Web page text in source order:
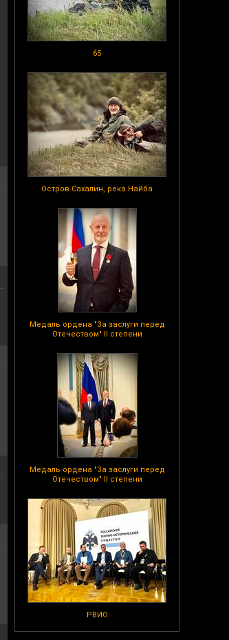
65
Остров Сахалин, река Найба
Медаль ордена "За заслуги перед
Отечеством" II степени
Медаль ордена "За заслуги перед
Отечеством" II степени
РВИО